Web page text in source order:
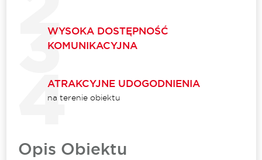
WYSOKA DOSTĘPNOŚĆ
KOMUNIKACYJNA
ATRAKCYJNE UDOGODNIENIA
na terenie obiektu
Opis Obiektu